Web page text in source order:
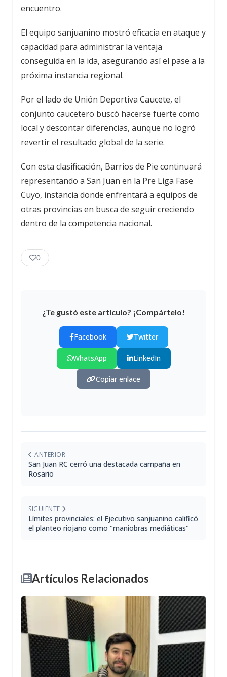
encuentro.
El equipo sanjuanino mostró eficacia en ataque y
capacidad para administrar la ventaja
conseguida en la ida, asegurando así el pase a la
próxima instancia regional.
Por el lado de Unión Deportiva Caucete, el
conjunto caucetero buscó hacerse fuerte como
local y descontar diferencias, aunque no logró
revertir el resultado global de la serie.
Con esta clasificación, Barrios de Pie continuará
representando a San Juan en la Pre Liga Fase
Cuyo, instancia donde enfrentará a equipos de
otras provincias en busca de seguir creciendo
dentro de la competencia nacional.
0
¿Te gustó este artículo? ¡Compártelo!
Facebook Twitter
WhatsApp LinkedIn
Copiar enlace
ANTERIOR
San Juan RC cerró una destacada campaña en
Rosario
SIGUIENTE
Límites provinciales: el Ejecutivo sanjuanino calificó
el planteo riojano como "maniobras mediáticas"
Artículos Relacionados